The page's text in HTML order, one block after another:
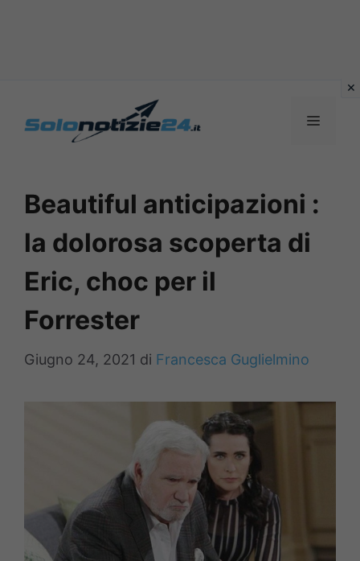
MENU
Beautiful anticipazioni :
la dolorosa scoperta di
Eric, choc per il
Forrester
Giugno 24, 2021 di Francesca Guglielmino